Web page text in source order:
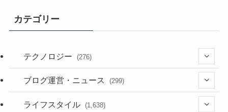
カテゴリー
テクノロジー (276)
(36)
(187)
ブログ運営・ニュース (299)
(118)
ライフスタイル (1,638)